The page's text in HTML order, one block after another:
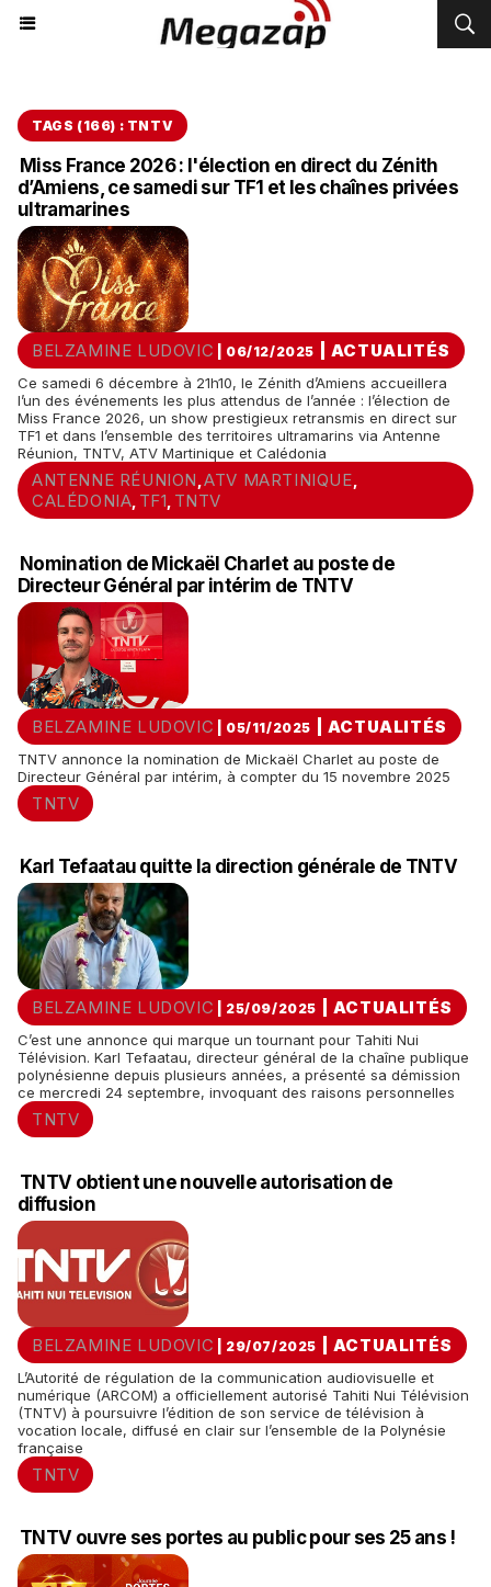
TAGS (166) : TNTV
Miss France 2026 : l'élection en direct du Zénith
d’Amiens, ce samedi sur TF1 et les chaînes privées
ultramarines
BELZAMINE LUDOVIC | 06/12/2025 ACTUALITÉS
Ce samedi 6 décembre à 21h10, le Zénith d’Amiens accueillera
l’un des événements les plus attendus de l’année : l’élection de
Miss France 2026, un show prestigieux retransmis en direct sur
TF1 et dans l’ensemble des territoires ultramarins via Antenne
Réunion, TNTV, ATV Martinique et Calédonia
ANTENNE RÉUNION ,ATV MARTINIQUE
CALÉDONIA TF1 TNTV
Nomination de Mickaël Charlet au poste de
Directeur Général par intérim de TNTV
BELZAMINE LUDOVIC | 05/11/2025 ACTUALITÉS
TNTV annonce la nomination de Mickaël Charlet au poste de
Directeur Général par intérim, à compter du 15 novembre 2025
TNTV
Karl Tefaatau quitte la direction générale de TNTV
BELZAMINE LUDOVIC | 25/09/2025 ACTUALITÉS
C’est une annonce qui marque un tournant pour Tahiti Nui
Télévision. Karl Tefaatau, directeur général de la chaîne publique
polynésienne depuis plusieurs années, a présenté sa démission
ce mercredi 24 septembre, invoquant des raisons personnelles
TNTV
TNTV obtient une nouvelle autorisation de
diffusion
BELZAMINE LUDOVIC | 29/07/2025 ACTUALITÉS
L’Autorité de régulation de la communication audiovisuelle et
numérique (ARCOM) a officiellement autorisé Tahiti Nui Télévision
(TNTV) à poursuivre l’édition de son service de télévision à
vocation locale, diffusé en clair sur l’ensemble de la Polynésie
française
TNTV
TNTV ouvre ses portes au public pour ses 25 ans !